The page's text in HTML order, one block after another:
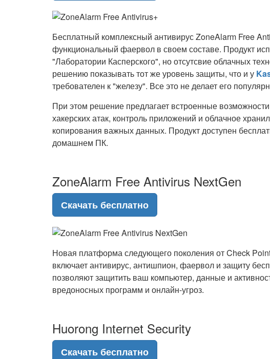
Бесплатный комплексный антивирус ZoneAlarm Free
функциональный фаервол в своем составе. Продукт
"Лаборатории Касперского", но отсутсвие облачных
решению показывать тот же уровень защиты, что и у
требователен к "железу". Все это не делает его
При этом решение предлагает встроенные возможности
хакерских атак, контроль приложений и облачное
копирования важных данных. Продукт доступен
домашнем ПК.
ZoneAlarm Free Antivirus NextGen
Скачать бесплатно
Новая платформа следующего поколения от Check
включает антивирус, антишпион, фаервол и защиту
позволяют защитить ваш компьютер, данные и
вредоносных программ и онлайн-угроз.
Huorong Internet Security
Скачать бесплатно